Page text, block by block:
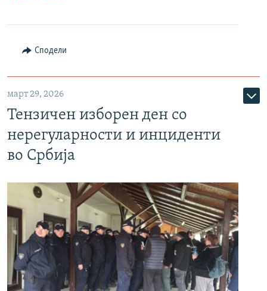
Сподели
март 29, 2026
Тензичен изборен ден со
нерегуларности и инциденти
во Србија